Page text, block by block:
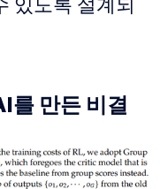
있도록 설계되
를 만든 비결